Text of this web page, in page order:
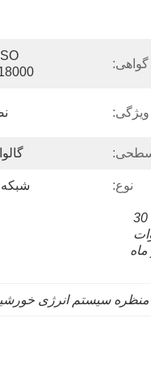
گواهی:
ویژگی:
سطحی:
نوع:
ماه
منظره سیستم انرژی